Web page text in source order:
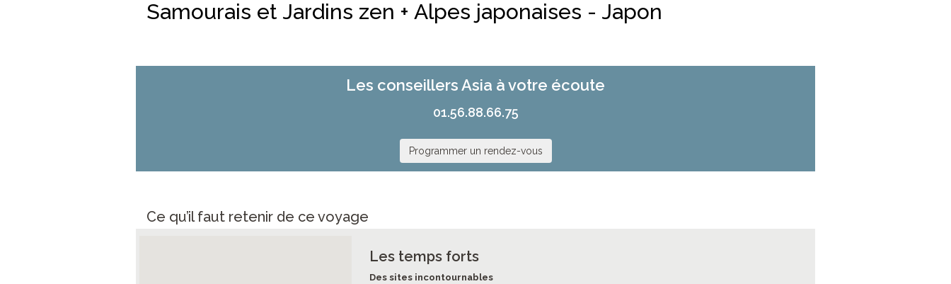
Samourais et Jardins zen + Alpes japonaises - Japon
Les conseillers Asia à votre écoute
01.56.88.66.75
Programmer un rendez-vous
Ce qu’il faut retenir de ce voyage
Les temps forts
Des sites incontournables